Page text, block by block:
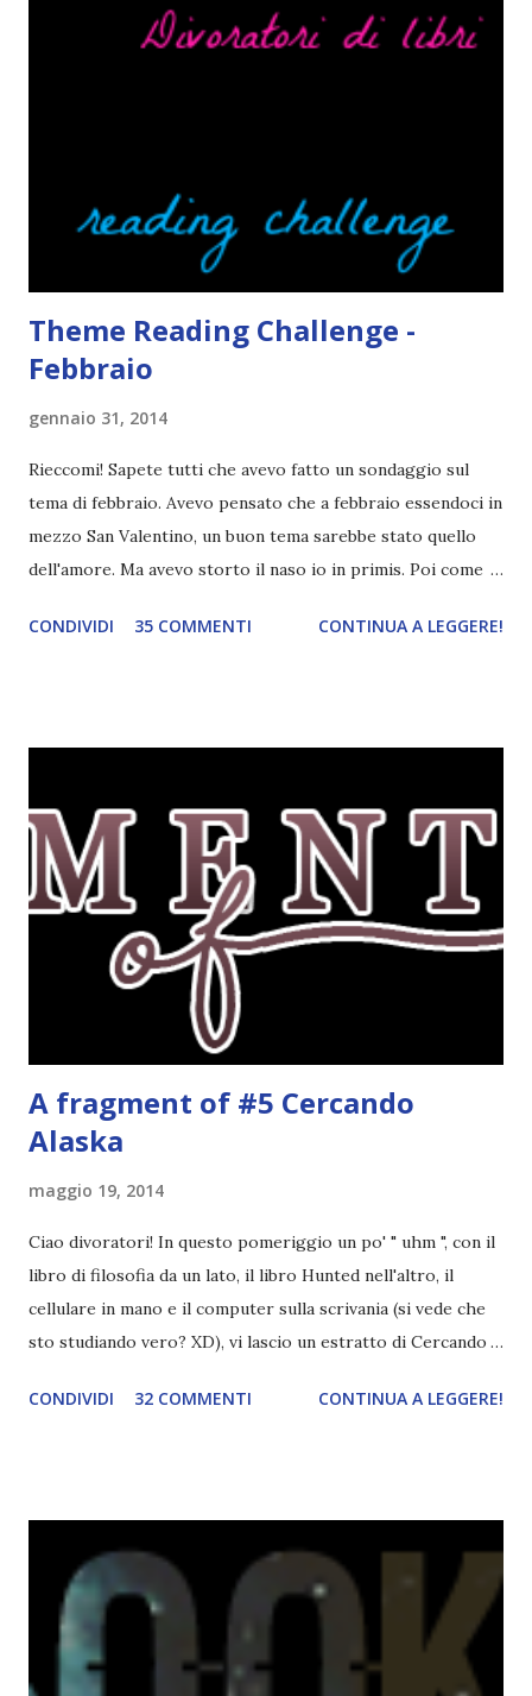
RAGAZZI nei libri hanno i capelli arruffati. Vabbè, c'è crisi, il
dei libri sono dei grandi lettori, fatto sta che io non ho mai
trovato una scena in ...
Theme Reading Challenge -
Febbraio
gennaio 31, 2014
Rieccomi! Sapete tutti che avevo fatto un sondaggio sul
tema di febbraio. Avevo pensato che a febbraio essendoci in
mezzo San Valentino, un buon tema sarebbe stato quello
dell'amore. Ma avevo storto il naso io in primis. Poi come
più difficili e fare decidere a voi lettori tra storie d'amore
Dunque qual è questo tema, vi starete chiedendo. Il tema di
febbraio è libri ispirati alle favole! Che ve ne pare? Io avrei
un po' di titoli in wishlist ^^ Non avendo letto nessun libro
ispirato alle favole (D:), tutte voi lasciate solo un titolo e
poi a random ne sceglierò tre! Aggiornerò il post, oppure
CONDIVIDI 35 COMMENTI CONTINUA A LEGGERE!
A fragment of #5 Cercando
Alaska
maggio 19, 2014
Ciao divoratori! In questo pomeriggio un po' " uhm ", con il
libro di filosofia da un lato, il libro Hunted nell'altro, il
cellulare in mano e il computer sulla scrivania (si vede che
sto studiando vero? XD), vi lascio un estratto di Cercando
costante nelle rubriche. Odiavo lo sport. Odiavo lo sport,
delle amicizie, così mi obbligò a entrare nella squadra dei
Pirati di Orlando. Mi feci degli amici eccome: una masnada di
bambini dell'asilo. Non fu un gran passo avanti, se l'obiettivo
era inserirmi fra i coetanei. Fu soprattutto perché come
CONDIVIDI 32 COMMENTI CONTINUA A LEGGERE!